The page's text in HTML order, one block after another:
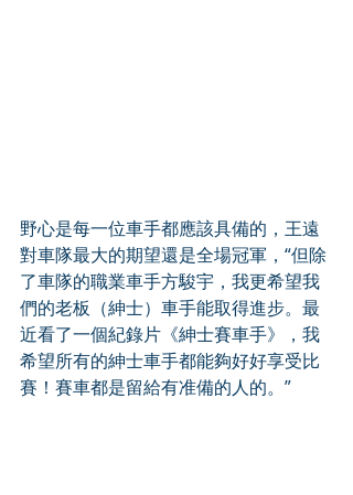
野心是每一位車手都應該具備的，王遠
對車隊最大的期望還是全場冠軍，“但除
了車隊的職業車手方駿宇，我更希望我
們的老板（紳士）車手能取得進步。最
近看了一個紀錄片《紳士賽車手》，我
希望所有的紳士車手都能夠好好享受比
賽！賽車都是留給有准備的人的。”